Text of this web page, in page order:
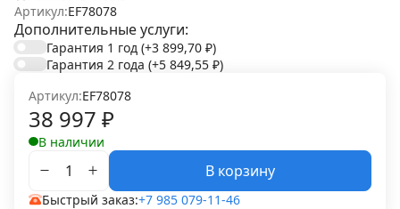
Артикул:EF78078
Дополнительные услуги:
Гарантия 1 год (+3 899,70 ₽)
Гарантия 2 года (+5 849,55 ₽)
Артикул:EF78078
38 997 ₽
В наличии
В корзину
Быстрый заказ:+7 985 079-11-46